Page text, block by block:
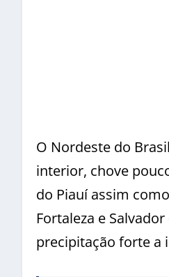
O Nordeste do
interior, chove
do Piauí assim
Fortaleza e
precipitação forte a